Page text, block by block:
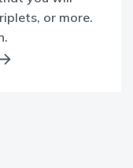
or more.